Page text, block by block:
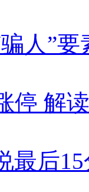
人”
停 解
最后